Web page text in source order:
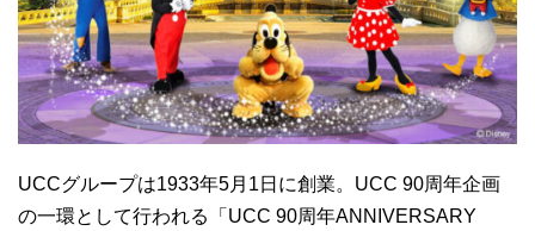
UCCグループは1933年5月1日に創業。UCC 90周年企画
の一環として行われる「UCC 90周年ANNIVERSARY